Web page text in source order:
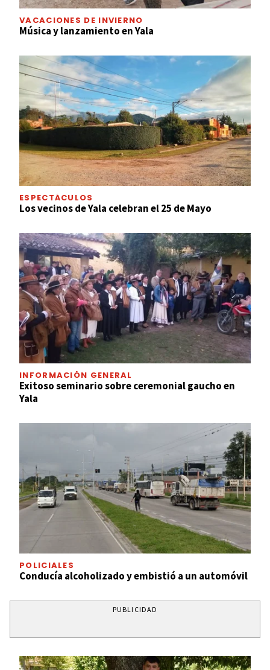
VACACIONES DE INVIERNO
Música y lanzamiento en Yala
ESPECTÁCULOS
Los vecinos de Yala celebran el 25 de Mayo
INFORMACIÓN GENERAL
Exitoso seminario sobre ceremonial gaucho en
Yala
POLICIALES
Conducía alcoholizado y embistió a un automóvil
PUBLICIDAD